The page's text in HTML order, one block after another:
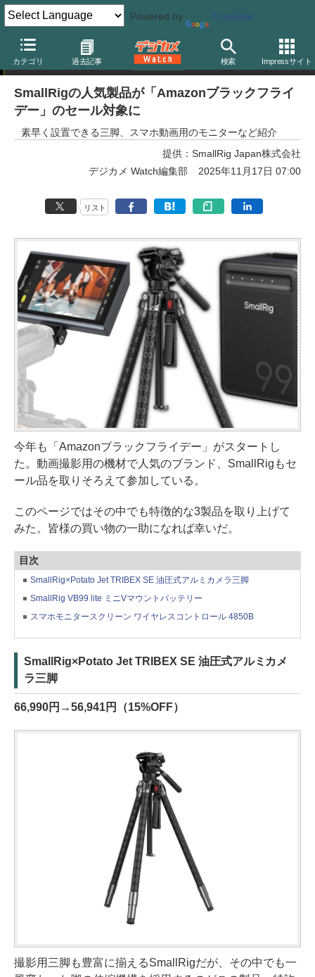
Powered by Translate
カテゴリ 過去記事 検索 Impressサイト
トピック
SmallRigの人気製品が「Amazonブラックフライ
デー」のセール対象に
素早く設置できる三脚、スマホ動画用のモニターなど紹介
提供：SmallRig Japan株式会社
デジカメ Watch編集部
2025年11月17日 07:00
リスト
今年も「Amazonブラックフライデー」がスタートし
た。動画撮影用の機材で人気のブランド、SmallRigもセ
ール品を取りそろえて参加している。
このページではその中でも特徴的な3製品を取り上げて
みた。皆様の買い物の一助になれば幸いだ。
目次
SmallRig×Potato Jet TRIBEX SE 油圧式アルミカメラ三脚
SmallRig VB99 lite ミニVマウントバッテリー
スマホモニタースクリーン ワイヤレスコントロール 4850B
SmallRig×Potato Jet TRIBEX SE 油圧式アルミカメ
ラ三脚
66,990円→56,941円（15%OFF）
撮影用三脚も豊富に揃えるSmallRigだが、その中でも一